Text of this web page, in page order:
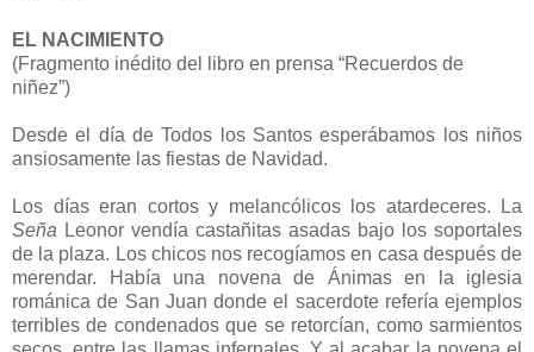
EL NACIMIENTO
(Fragmento inédito del libro en prensa “Recuerdos de
niñez”)
Desde el día de Todos los Santos esperábamos los niños
ansiosamente las fiestas de Navidad.
Los días eran cortos y melancólicos los atardeceres. La
Seña Leonor vendía castañitas asadas bajo los soportales
de la plaza. Los chicos nos recogíamos en casa después de
merendar. Había una novena de Ánimas en la iglesia
románica de San Juan donde el sacerdote refería ejemplos
terribles de condenados que se retorcían, como sarmientos